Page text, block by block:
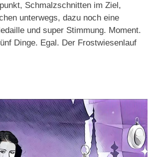
Schmalzschnitten im Ziel,
unterwegs, dazu noch eine
und super Stimmung. Moment.
Dinge. Egal. Der Frostwiesenlauf